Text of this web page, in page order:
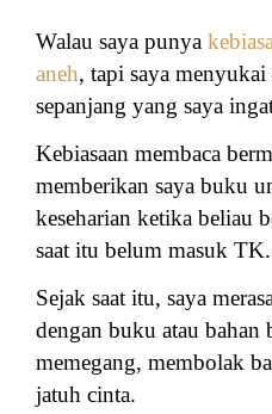
Walau saya punya
aneh, tapi saya
sepanjang yang saya
Kebiasaan membaca
memberikan saya buku
keseharian ketika beliau
saat itu belum masuk TK.
Sejak saat itu, saya
dengan buku atau bahan
memegang, membolak
jatuh cinta.